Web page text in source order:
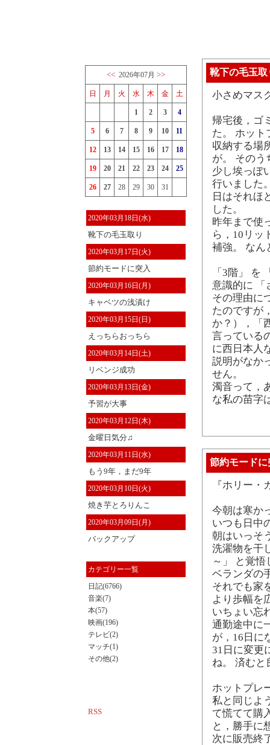
<< 2026年07月 >>
日 月 火 水 木 金 土
1 2 3 4
5 6 7 8 9 10 11
12 13 14 15 16 17 18
19 20 21 22 23 24 25
26 27 28 29 30 31
2020年03月18日(水)
靴下の毛玉取り
2020年03月17日(火)
節約モードに突入
2020年03月16日(月)
キャベツの浅漬け
2020年03月15日(日)
えっちらおっちら
2020年03月14日(土)
リベンジ成功
2020年03月13日(金)
予習が大事
2020年03月12日(木)
金曜日気分♫
2020年03月11日(水)
もう9年，まだ9年
2020年03月10日(火)
焼き芋とろりんこ
2020年03月09日(月)
バックアップ
カテゴリー一覧
日記(6766)
音楽(7)
本(57)
映画(196)
テレビ(2)
マッチ(1)
その他(2)
RSS
靴下の毛玉取
小さめマス
帰宅後，ゴ
た。 ホット
収納する場
が。 そのう
少し埃っぽ
行いました
日はそれほ
した。
昨年まで使
ら，10リッ
補強。 な
「3階」 を
意識的に 「
その理由に
たのですが
か？），「
言っている
に西日本人
説明がなか
せん。
濁音って，
な私の苗字
節約モードに
『ホリー
今朝は寒か
いつも日中
朝はいっそ
洗濯物を干
～」 と覚
ベランダの
それでも家
より歩幅を
いちょい忘
通勤途中に
が，16日に
31日に変更
ね。 済むと
ホットプレ
私と同じよ
て慌てて購
と，勝手に
次に販売終